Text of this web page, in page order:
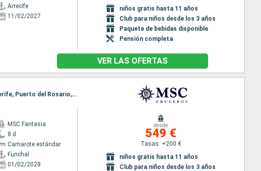
Arrecife
11/02/2027
niños gratis hasta 11 años
Club para niños desde los 3 años
Paquete de bebidas disponible
Pensión completa
VER LAS OFERTAS
Itinerario : Funchal, Arrecife, Las Palmas, Santa Cruz de la Palma, Santa Cruz de Tenerife, Puerto del Rosario, Funchal
MSC Fantasia
8 d
Camarote estándar
Funchal
01/02/2028
desde
549 €
Tasas: +200 €
niños gratis hasta 11 años
Club para niños desde los 3 años